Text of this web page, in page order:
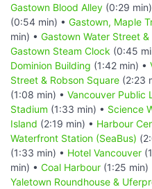
Gastown Blood Alley (0:29
(0:54 min) • Gastown, Maple
min) • Gastown Water Street
Gastown Steam Clock (0:45
Dominion Building (1:42 min) •
Street & Robson Square (2:23
(1:08 min) • Vancouver Public
Stadium (1:33 min) • Science
Island (2:19 min) • Harbour
Waterfront Station (SeaBus)
(1:33 min) • Hotel Vancouver
min) • Coal Harbour (1:25 min)
Yaletown Roundhouse &